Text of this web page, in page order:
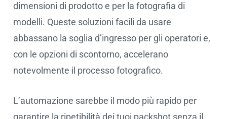
dimensioni di prodotto e per la fotografia di
modelli. Queste soluzioni facili da usare
abbassano la soglia d’ingresso per gli operatori e,
con le opzioni di scontorno, accelerano
notevolmente il processo fotografico.
L’automazione sarebbe il modo più rapido per
garantire la ripetibilità dei tuoi packshot senza il